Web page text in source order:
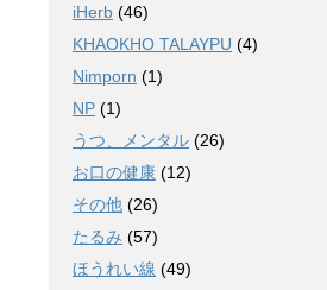
iHerb (46)
KHAOKHO TALAYPU (4)
Nimporn (1)
NP (1)
うつ、メンタル (26)
お口の健康 (12)
その他 (26)
たるみ (57)
ほうれい線 (49)